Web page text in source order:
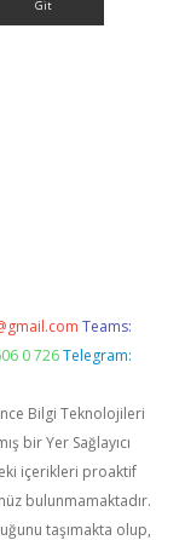
Teams:
0 726 Telegram:
Bilgi Teknolojileri
bir Yer Sağlayıcı
içerikleri proaktif
bulunmamaktadır.
taşımakta olup,